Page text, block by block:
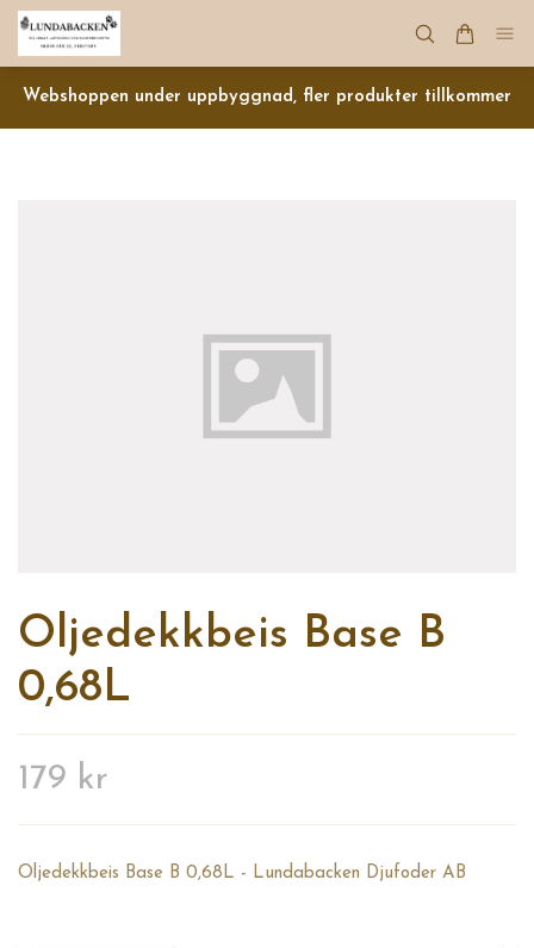
Webshoppen under uppbyggnad, fler produkter tillkommer
Oljedekkbeis Base B
0,68L
179 kr
Oljedekkbeis Base B 0,68L - Lundabacken Djufoder AB